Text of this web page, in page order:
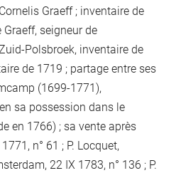
Graeff ; inventaire de
Graeff, seigneur de
Polsbroek, inventaire de
de 1719 ; partage entre ses
(1699-1771),
sa possession dans le
en 1766) ; sa vente après
n° 61 ; P. Locquet,
22 IX 1783, n° 136 ; P.